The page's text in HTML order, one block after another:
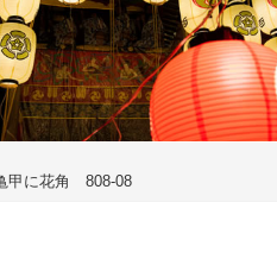
甲に花角 808-08